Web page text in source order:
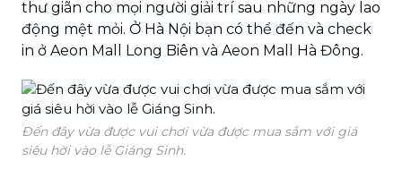
thư giãn cho mọi người giải trí sau những ngày lao
động mệt mỏi. Ở Hà Nội bạn có thể đến và check
in ở Aeon Mall Long Biên và Aeon Mall Hà Đông.
Đến đây vừa được vui chơi vừa được mua sắm với giá
siêu hời vào lễ Giáng Sinh.